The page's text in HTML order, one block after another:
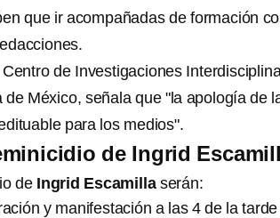
que ir acompañadas de formación
de Investigaciones
México, señala que "la apología de
para los medios".
de Ingrid
de Ingrid Escamillaserán:
y manifestación a las 4 de la